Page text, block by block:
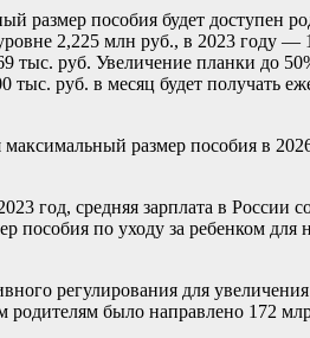
размер пособия будет доступен
2,225 млн руб., в 2023 году
тыс. руб. Увеличение планки до
тыс. руб. в месяц будет получать
размер пособия в
год, средняя зарплата в России
пособия по уходу за ребенком
регулирования для
родителям было направлено 172